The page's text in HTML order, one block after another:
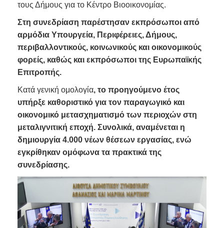
τους Δήμους για το Κέντρο Βιοοικονομίας.
Στη συνεδρίαση παρέστησαν εκπρόσωποι από
αρμόδια Υπουργεία, Περιφέρειες, Δήμους,
περιβαλλοντικούς, κοινωνικούς και οικονομικούς
φορείς, καθώς και εκπρόσωποι της Ευρωπαϊκής
Επιτροπής.
Κατά γενική ομολογία, το προηγούμενο έτος
υπήρξε καθοριστικό για τον παραγωγικό και
οικονομικό μετασχηματισμό των περιοχών στη
μεταλιγνιτική εποχή. Συνολικά, αναμένεται η
δημιουργία 4.000 νέων θέσεων εργασίας, ενώ
εγκρίθηκαν ομόφωνα τα πρακτικά της
συνεδρίασης.